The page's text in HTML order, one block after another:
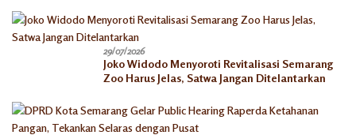
29/07/2026
Joko Widodo Menyoroti Revitalisasi Semarang
Zoo Harus Jelas, Satwa Jangan Ditelantarkan